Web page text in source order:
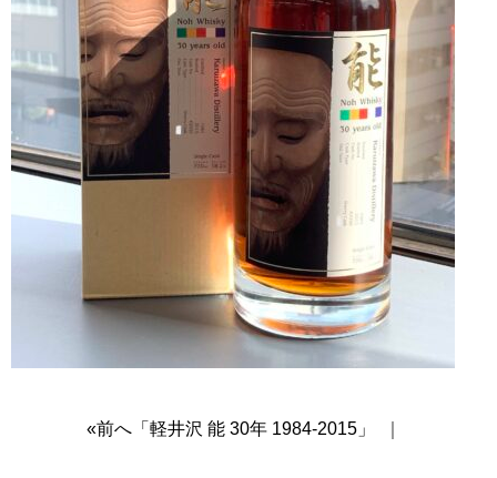
«前へ「軽井沢 能 30年 1984-2015」